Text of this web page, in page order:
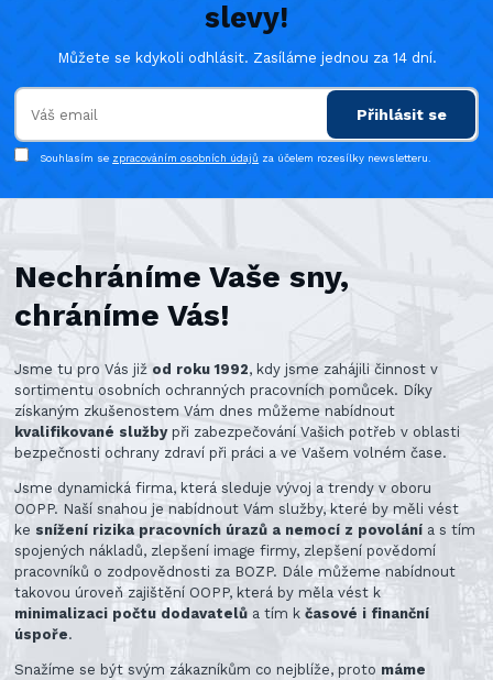
slevy!
Můžete se kdykoli odhlásit. Zasíláme jednou za 14 dní.
Přihlásit se
Souhlasím se zpracováním osobních údajů za účelem rozesílky newsletteru.
Nechráníme Vaše sny,
chráníme Vás!
Jsme tu pro Vás již od roku 1992, kdy jsme zahájili činnost v
sortimentu osobních ochranných pracovních pomůcek. Díky
získaným zkušenostem Vám dnes můžeme nabídnout
kvalifikované službypři zabezpečování Vašich potřeb v oblasti
bezpečnosti ochrany zdraví při práci a ve Vašem volném čase.
Jsme dynamická firma, která sleduje vývoj a trendy v oboru
OOPP. Naší snahou je nabídnout Vám služby, které by měli vést
ke snížení rizika pracovních úrazů a nemocí z povolání a s tím
spojených nákladů, zlepšení image firmy, zlepšení povědomí
pracovníků o zodpovědnosti za BOZP. Dále můžeme nabídnout
takovou úroveň zajištění OOPP, která by měla vést k
minimalizaci počtu dodavatelů a tím kčasové i finanční
úspoře.
Snažíme se být svým zákazníkům co nejblíže, proto máme